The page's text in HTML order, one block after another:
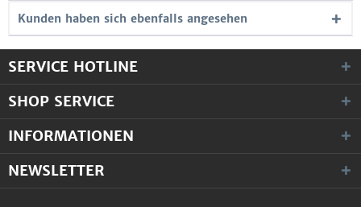
Kunden haben sich ebenfalls angesehen
SERVICE HOTLINE
SHOP SERVICE
INFORMATIONEN
NEWSLETTER